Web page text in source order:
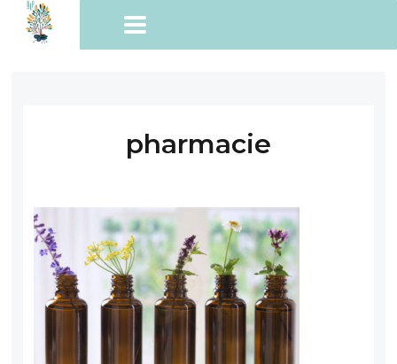
pharmacie